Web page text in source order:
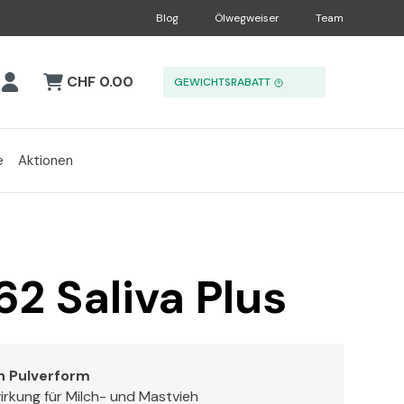
Blog Ölwegweiser Team
CHF 0.00 GEWICHTSRABATT
Aktionen
Saliva Plus
Pulverform
für Milch- und Mastvieh